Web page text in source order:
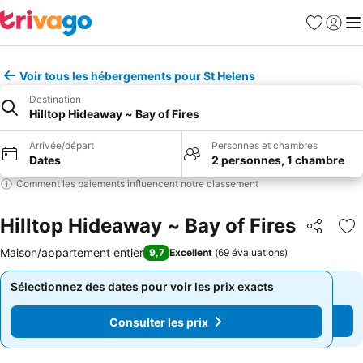
Favoris
Se
Voir tous les hébergements pour St Helens
Destination
Hilltop Hideaway ~ Bay of Fires
Arrivée/départ
Dates
Personnes et chambres
2 personnes, 1 chambre
Comment les paiements influencent notre classement
Hilltop Hideaway ~ Bay of Fires Partager
Maison/appartement entier 9,7 Excellent (69 évaluations)
Sélectionnez des dates pour voir les prix exacts
Consulter les prix
Sélectionnez des dates pour voir les prix exacts
Consulter les prix